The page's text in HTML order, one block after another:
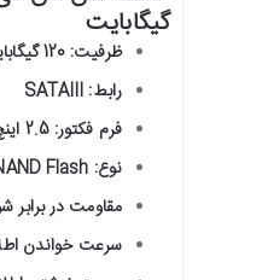
گیگابایت
ظرفیت: 120 گیگابایت
رابط: SATAIII
فرم فکتور: 2.5 اینچ
نوع: 3D NAND Flash
مقاومت در برابر
سرعت خواندن اطلاعات: 520